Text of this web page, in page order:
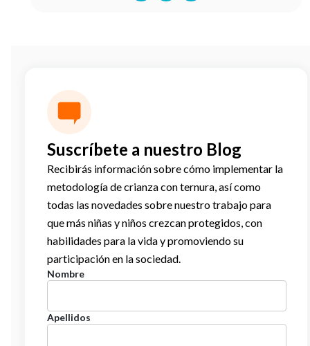
Suscríbete a nuestro Blog
Recibirás información sobre cómo implementar la
metodología de crianza con ternura, así como
todas las novedades sobre nuestro trabajo para
que más niñas y niños crezcan protegidos, con
habilidades para la vida y promoviendo su
participación en la sociedad.
Nombre
Apellidos